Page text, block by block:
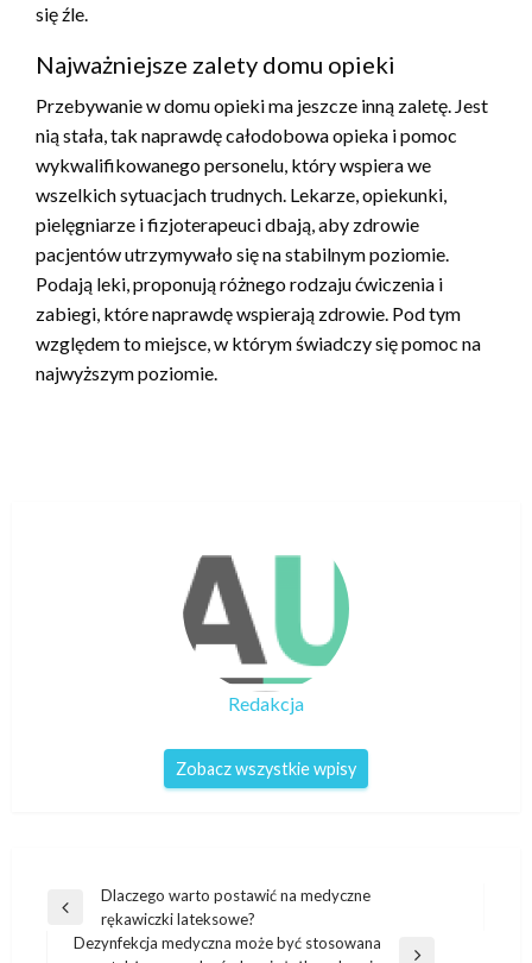
się źle.
Najważniejsze zalety domu opieki
Przebywanie w domu opieki ma jeszcze inną zaletę. Jest
nią stała, tak naprawdę całodobowa opieka i pomoc
wykwalifikowanego personelu, który wspiera we
wszelkich sytuacjach trudnych. Lekarze, opiekunki,
pielęgniarze i fizjoterapeuci dbają, aby zdrowie
pacjentów utrzymywało się na stabilnym poziomie.
Podają leki, proponują różnego rodzaju ćwiczenia i
zabiegi, które naprawdę wspierają zdrowie. Pod tym
względem to miejsce, w którym świadczy się pomoc na
najwyższym poziomie.
Redakcja
Zobacz wszystkie wpisy
Nawigacja
wpisu
Poprzedni
wpis
Dlaczego warto postawić na medyczne
rękawiczki lateksowe?
Dezynfekcja medyczna może być stosowana